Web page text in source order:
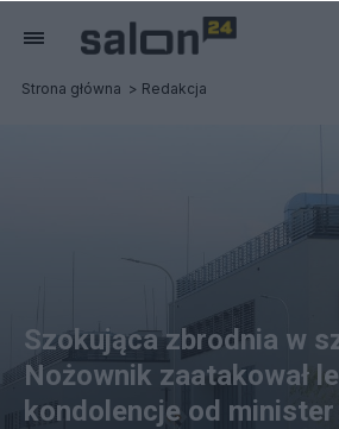
Strona główna Redakcja
Szokująca zbrodnia w
Nożownik zaatakował
kondolencje od